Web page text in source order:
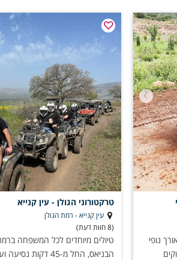
נופי
טרקטורוני הגולן - עין קנייא
עין קנייא - רמת הגולן
(8 חוות דעת)
טיולים מיוחדים לכל המשפחה ברמת